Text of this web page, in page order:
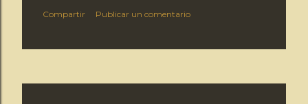
Compartir Publicar un comentario